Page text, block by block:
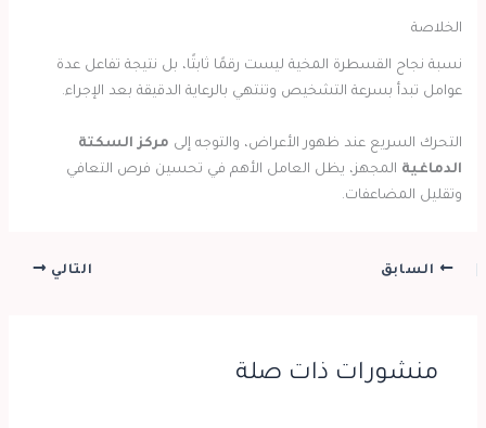
الخلاصة
نسبة نجاح القسطرة المخية ليست رقمًا ثابتًا، بل نتيجة تفاعل عدة
عوامل تبدأ بسرعة التشخيص وتنتهي بالرعاية الدقيقة بعد الإجراء.
التحرك السريع عند ظهور الأعراض، والتوجه إلى مركز السكتة
الدماغية المجهز، يظل العامل الأهم في تحسين فرص التعافي
وتقليل المضاعفات.
السابق التالي
منشورات ذات صلة